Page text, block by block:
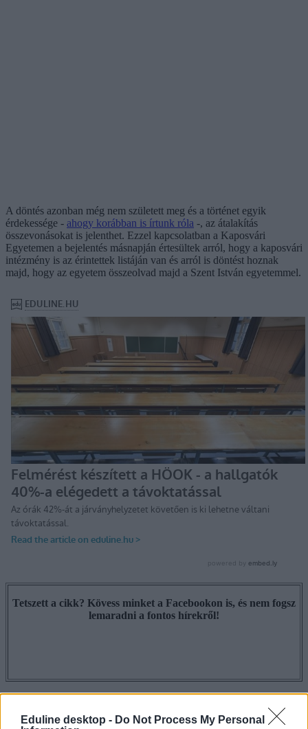
Eduline desktop - Do Not Process My Personal
A döntés azonban még nem született meg és a történet egyik
érdekessége - ahogy korábban is írtunk róla -, az átalakítás
összevonásokat is jelenthet. Ezzel kapcsolatban a Kaposvári
Egyetemen a bejelentés másnapján értesültek arról, hogy a kaposvári
intézmény is az érintettek listáján van és arról is döntést hoznak
majd, hogy az egyetem összeolvad majd a Szent István egyetemmel.
Tetszett a cikk? Kövess minket a Facebookon is, és nem fogsz
lemaradni a fontos hírekről!